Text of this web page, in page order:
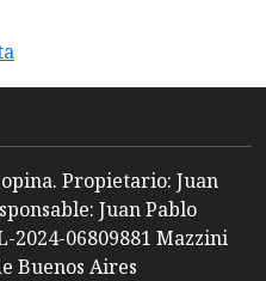
Propietario: Juan
Juan Pablo
2024-06809881 Mazzini
Buenos Aires